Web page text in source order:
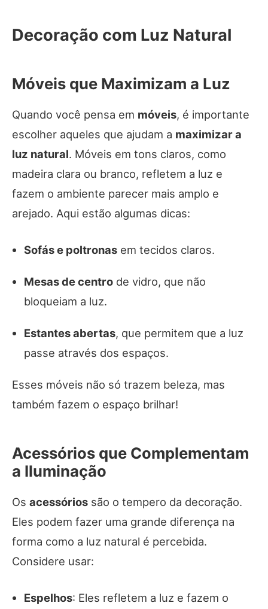
Decoração com Luz Natural
Móveis que Maximizam a Luz
Quando você pensa em móveis, é importante
escolher aqueles que ajudam a maximizar a
luz natural. Móveis em tons claros, como
madeira clara ou branco, refletem a luz e
fazem o ambiente parecer mais amplo e
arejado. Aqui estão algumas dicas:
Sofás e poltronas em tecidos claros.
Mesas de centro de vidro, que não
bloqueiam a luz.
Estantes abertas, que permitem que a luz
passe através dos espaços.
Esses móveis não só trazem beleza, mas
também fazem o espaço brilhar!
Acessórios que Complementam
a Iluminação
Os acessórios são o tempero da decoração.
Eles podem fazer uma grande diferença na
forma como a luz natural é percebida.
Considere usar:
Espelhos: Eles refletem a luz e fazem o